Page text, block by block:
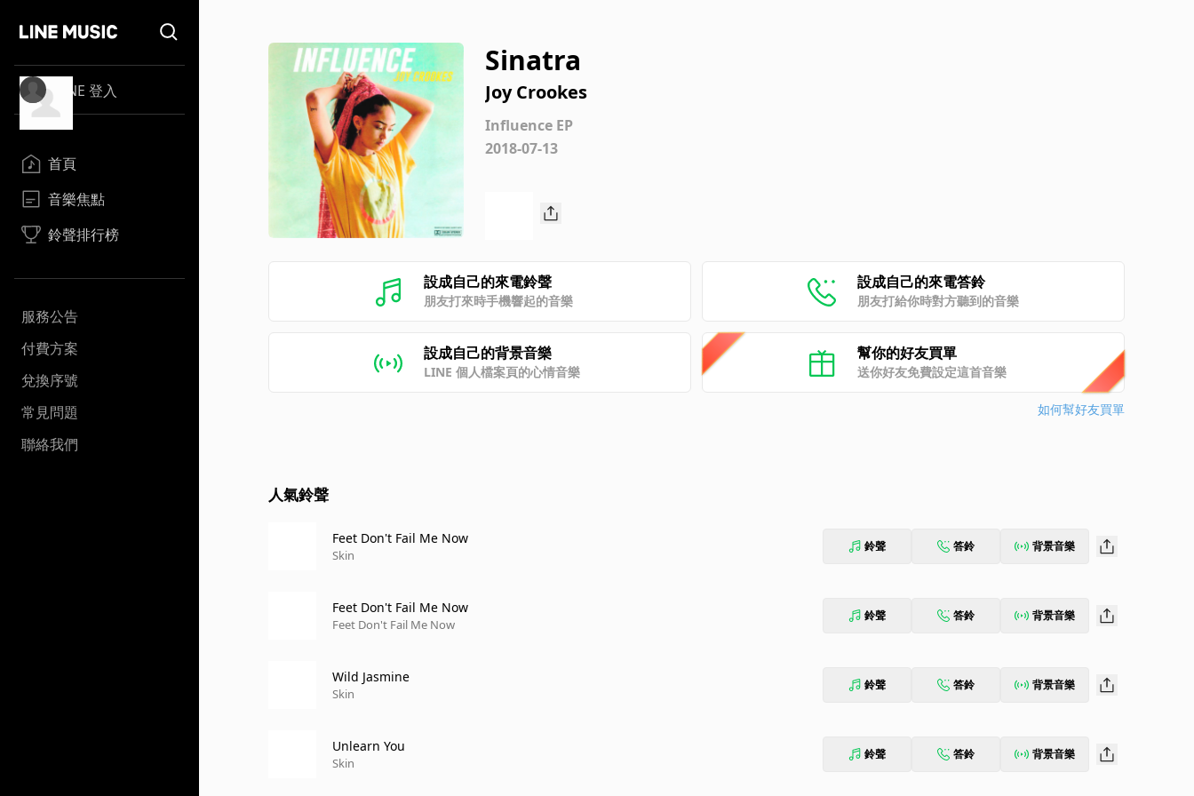
LINE 登入
首頁
音樂焦點
鈴聲排行榜
服務公告
付費方案
兌換序號
常見問題
聯絡我們
Sinatra
Joy Crookes
Influence EP
2018-07-13
設成自己的來電鈴聲
朋友打來時手機響起的音樂
設成自己的來電答鈴
朋友打給你時對方聽到的音樂
設成自己的背景音樂
LINE 個人檔案頁的心情音樂
幫你的好友買單
送你好友免費設定這首音樂
如何幫好友買單
人氣鈴聲
Feet Don't Fail Me Now
Skin
鈴聲 答鈴 背景音樂
Feet Don't Fail Me Now
Feet Don't Fail Me Now
鈴聲 答鈴 背景音樂
Wild Jasmine
Skin
鈴聲 答鈴 背景音樂
Unlearn You
Skin
鈴聲 答鈴 背景音樂